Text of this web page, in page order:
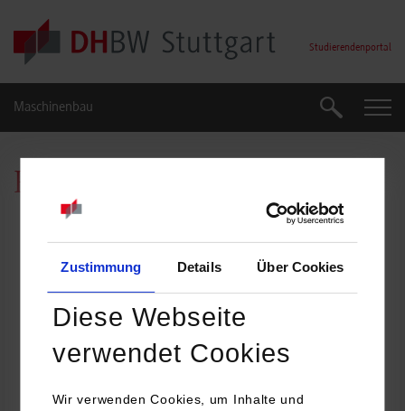
Zustimmung Details Über Cookies
Diese Webseite
verwendet Cookies
Wir verwenden Cookies, um Inhalte und
Skip to main content
Studierendenportal
Maschinenbau Suche
Prof. Dr.-Ing. Szabolcs Péteri